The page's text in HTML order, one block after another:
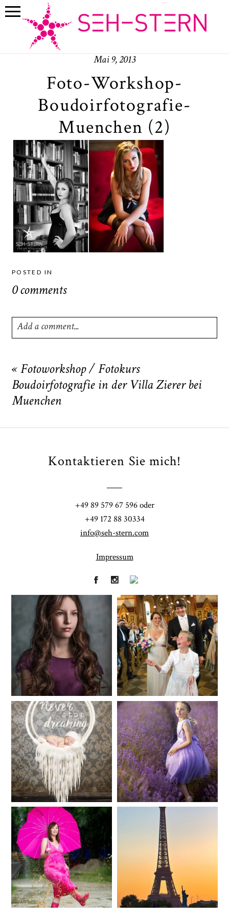
Mai 9, 2013
Foto-Workshop-
Boudoirfotografie-
Muenchen (2)
POSTED IN
0 comments
Add a comment...
are marked *
« Fotoworkshop / Fotokurs
Boudoirfotografie in der Villa Zierer bei
Muenchen
Kontaktieren Sie mich!
+49 89 579 67 596 oder
+49 172 88 30334
info@seh-stern.com
Impressum
Fineart
41
Hochzeit
183
Baby/Newborn
72
Kinder
111
Babybauch
37
Reise
41